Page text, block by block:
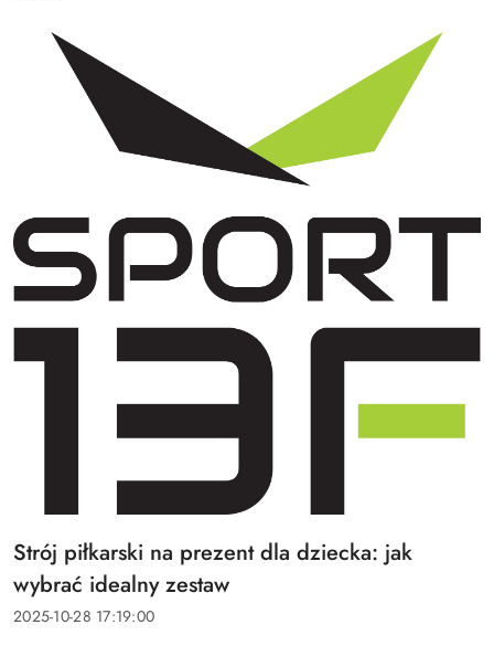
Tytuł
artykułu:
Strój piłkarski na prezent dla dziecka: jak
wybrać idealny zestaw
Data
2025-10-28 17:19:00